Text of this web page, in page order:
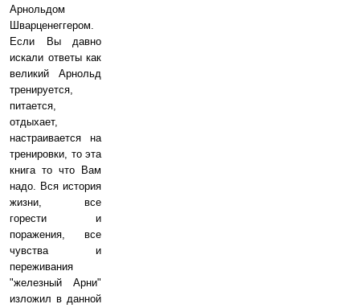
Арнольдом
Шварценеггером.
Если Вы давно
искали ответы как
великий Арнольд
тренируется,
питается,
отдыхает,
настраивается на
тренировки, то эта
книга то что Вам
надо. Вся история
жизни, все
горести и
поражения, все
чувства и
переживания
"железный Арни"
изложил в данной